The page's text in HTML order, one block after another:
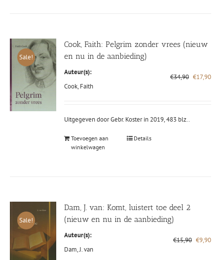
Sale!
Cook, Faith: Pelgrim zonder vrees (nieuw
en nu in de aanbieding)
Auteur(s):
Cook, Faith
€34,90 €17,90
Uitgegeven door Gebr. Koster in 2019, 483 blz..
Toevoegen aan
winkelwagen
Details
Sale!
Dam, J. van: Komt, luistert toe deel 2
(nieuw en nu in de aanbieding)
Auteur(s):
Dam, J. van
€15,90 €9,90